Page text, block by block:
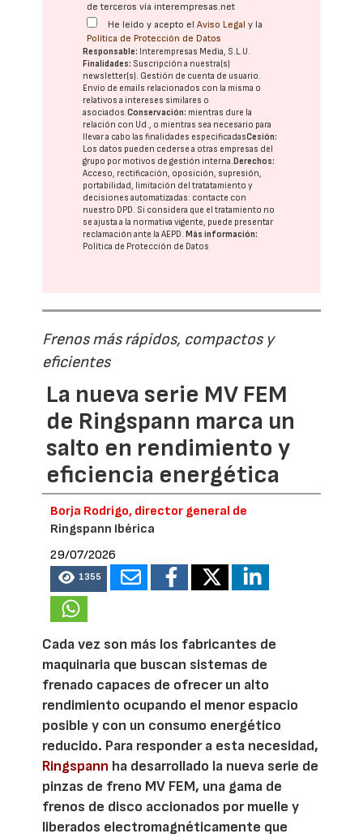
de terceros vía interempresas.net
He leído y acepto elAviso Legal y la
Política de Protección de Datos
Responsable: Interempresas Media, S.L.U.
Finalidades: Suscripción a nuestra(s)
newsletter(s). Gestión de cuenta de usuario.
Envío de emails relacionados con la misma o
relativos a intereses similares o
asociados.Conservación: mientras dure la
relación con Ud., o mientras sea necesario para
llevar a cabo las finalidades especificadasCesión:
Los datos pueden cederse a otras empresas del
grupo por motivos de gestión interna. Derechos:
Acceso, rectificación, oposición, supresión,
portabilidad, limitación del tratatamiento y
decisiones automatizadas: contacte con
nuestro DPD. Si considera que el tratamiento no
se ajusta a la normativa vigente, puede presentar
reclamación ante laAEPD. Más información:
Política de Protección de Datos
Frenos más rápidos, compactos y
eficientes
La nueva serie MV FEM
de Ringspann marca un
salto en rendimiento y
eficiencia energética
Borja Rodrigo, director general de
Ringspann Ibérica
29/07/2026
1355
Cada vez son más los fabricantes de
maquinaria que buscan sistemas de
frenado capaces de ofrecer un alto
rendimiento ocupando el menor espacio
posible y con un consumo energético
reducido. Para responder a esta necesidad,
Ringspann ha desarrollado la nueva serie de
pinzas de freno MV FEM, una gama de
frenos de disco accionados por muelle y
liberados electromagnéticamente que